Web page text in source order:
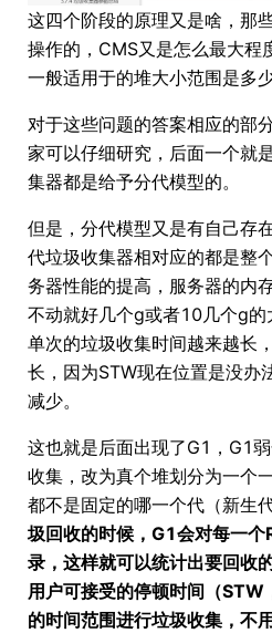
这四个阶段的原理又是啥，那
操作的，CMS又是怎么最大程
一般适用于的堆大小范围是多少
对于这些问题的答案相应的部
家可以仔细研究，后面一个就
集器都是给予分代模型的。
但是，分代模型又是有自己存
代垃圾收集器相对应的都是整
务器性能的提高，服务器的内
不动就好几个g或者10几个g
单次的垃圾收集时间越来越长
长，因为STW现在位置是没办
减少。
这也就是后面出现了G1，G1
收集，改为真个堆划分为一个
都不是固定的哪一个代（新生
圾回收的时候，G1会对每一
录，这样就可以统计出要回收
用户可接受的停顿时间（
的时间范围进行垃圾收集，不